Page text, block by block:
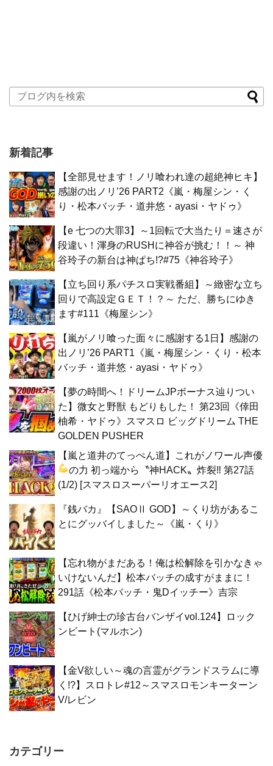
新着記事
【全部見せます！ノリ喰われ達の超絶神ヒキ】
感謝の出ノリ’26 PART2《嵐・梅屋シン・く
り・松本バッチ・道井悠・ayasi・ヤドゥ》
【e 七つの大罪3】～1回転で大当たり＝速さが
段違い！渾身のRUSHに神谷が挑む！！～ 神
谷玲子の新台は神ぱち!?#75《神谷玲子》
【立ち回り系パチスロ実戦番組】～緻密な立ち
回りで高設定ＧＥＴ！？～ ただ、勝ちにゆき
ます#111《梅屋シン》
【嵐がノリ喰った面々に感謝する1日】感謝の
出ノリ’26 PART1《嵐・梅屋シン・くり・松本
バッチ・道井悠・ayasi・ヤドゥ》
【夢の時間へ！ドリームJPボーナス辿りつい
た】微女と野獣 もどりもした！ 第23回《倖田
柚希・ヤドゥ》スマスロ ビッグドリーム THE
GOLDEN PUSHER
【嵐と道井のてっぺん道】これがノワール声優
の力 初っ端から〝神HACK〟炸裂‼ 第27話
(1/2) [スマスロスーパーリオエース2]
『銭バカ』【SAOⅡ GOD】～くり坊があるこ
とにグッバイしました～《嵐・くり》
【忘れ物がまだある！俺は松解除を引かなきゃ
いけないんだ】松本バッチの成すがままに！
291話《松本バッチ・鬼Dイッチー》吉宗
【ひげ紳士の珍古台バンザイvol.124】ロック
ンビート(マルホン)
【金V欲しい～魂の言霊がグランドスラムに導
く!?】スロトレ#12～スマスロモンキーターン
V/レビン
カテゴリー